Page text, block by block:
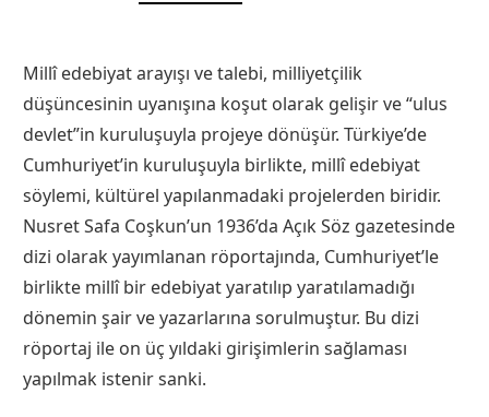
Millî edebiyat arayışı ve talebi, milliyetçilik
düşüncesinin uyanışına koşut olarak gelişir ve “ulus
devlet”in kuruluşuyla projeye dönüşür. Türkiye’de
Cumhuriyet’in kuruluşuyla birlikte, millî edebiyat
söylemi, kültürel yapılanmadaki projelerden biridir.
Nusret Safa Coşkun’un 1936’da Açık Söz gazetesinde
dizi olarak yayımlanan röportajında, Cumhuriyet’le
birlikte millî bir edebiyat yaratılıp yaratılamadığı
dönemin şair ve yazarlarına sorulmuştur. Bu dizi
röportaj ile on üç yıldaki girişimlerin sağlaması
yapılmak istenir sanki.